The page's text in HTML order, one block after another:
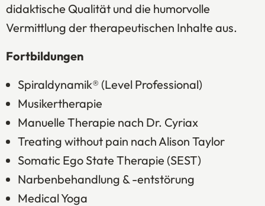
didaktische Qualität und die humorvolle
Vermittlung der therapeutischen Inhalte aus.
Fortbildungen
Spiraldynamik® (Level Professional)
Musikertherapie
Manuelle Therapie nach Dr. Cyriax
Treating without pain nach Alison Taylor
Somatic Ego State Therapie (SEST)
Narbenbehandlung & -entstörung
Medical Yoga